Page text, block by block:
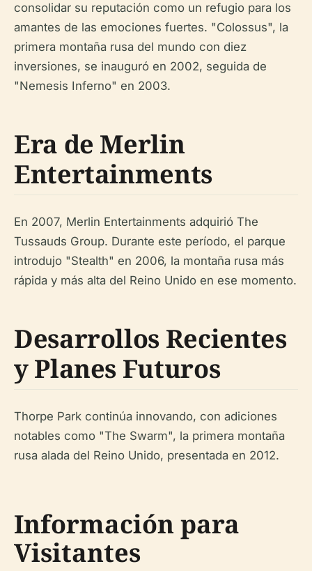
consolidar su reputación como un refugio para los
amantes de las emociones fuertes. "Colossus", la
primera montaña rusa del mundo con diez
inversiones, se inauguró en 2002, seguida de
"Nemesis Inferno" en 2003.
Era de Merlin
Entertainments
En 2007, Merlin Entertainments adquirió The
Tussauds Group. Durante este período, el parque
introdujo "Stealth" en 2006, la montaña rusa más
rápida y más alta del Reino Unido en ese momento.
Desarrollos Recientes
y Planes Futuros
Thorpe Park continúa innovando, con adiciones
notables como "The Swarm", la primera montaña
rusa alada del Reino Unido, presentada en 2012.
Información para
Visitantes